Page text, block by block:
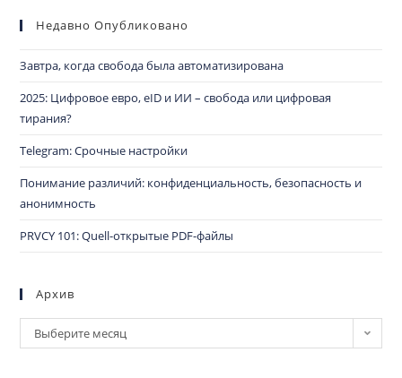
Недавно Опубликовано
Завтра, когда свобода была автоматизирована
2025: Цифровое евро, eID и ИИ – свобода или цифровая
тирания?
Telegram: Срочные настройки
Понимание различий: конфиденциальность, безопасность и
анонимность
PRVCY 101: Quell-открытые PDF-файлы
Архив
Выберите месяц